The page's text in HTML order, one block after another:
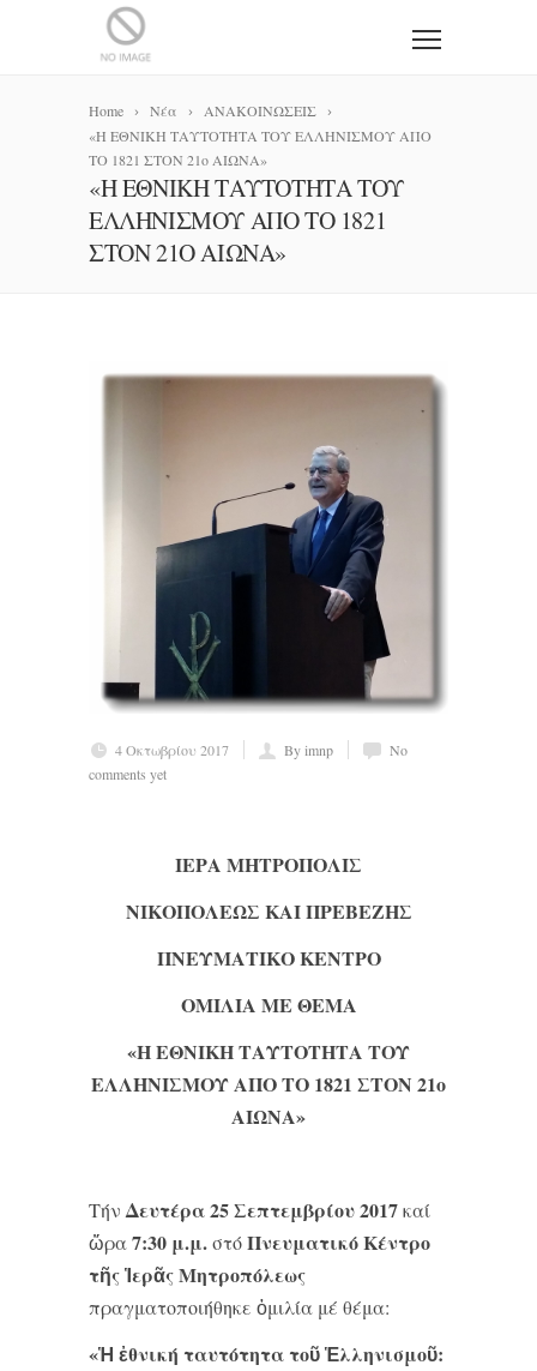
Home Νέα
ΑΝΑΚΟΙΝΩΣΕΙΣ
«Η ΕΘΝΙΚΗ ΤΑΥΤΟΤΗΤΑ ΤΟΥ ΕΛΛΗΝΙΣΜΟΥ ΑΠΟ
ΤΟ 1821 ΣΤΟΝ 21ο ΑΙΩΝΑ»
«Η ΕΘΝΙΚΗ ΤΑΥΤΟΤΗΤΑ ΤΟΥ
ΕΛΛΗΝΙΣΜΟΥ ΑΠΟ ΤΟ 1821
ΣΤΟΝ 21Ο ΑΙΩΝΑ»
4 Οκτωβρίου 2017 By imnp
No
comments yet
ΙΕΡΑ ΜΗΤΡΟΠΟΛΙΣ
ΝΙΚΟΠΟΛΕΩΣ ΚΑΙ ΠΡΕΒΕΖΗΣ
ΠΝΕΥΜΑΤΙΚΟ ΚΕΝΤΡΟ
ΟΜΙΛΙΑ ΜΕ ΘΕΜΑ
«Η ΕΘΝΙΚΗ ΤΑΥΤΟΤΗΤΑ ΤΟΥ
ΕΛΛΗΝΙΣΜΟΥ ΑΠΟ ΤΟ 1821 ΣΤΟΝ 21ο
ΑΙΩΝΑ»
Τήν Δευτέρα 25 Σεπτεμβρίου 2017καί
ὥρα7:30 μ.μ.στόΠνευματικό Κέντρο
τῆς Ἱερᾶς Μητροπόλεως
πραγματοποιήθηκε ὁμιλία μέ θέμα:
«Ἡ ἐθνική ταυτότητα τοῦ Ἑλληνισμοῦ: